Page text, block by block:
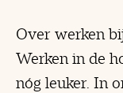
Over werken
Werken in de
nóg leuker. In